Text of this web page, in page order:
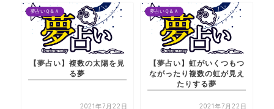
夢占いＱ＆Ａ
【夢占い】複数の太陽を見
る夢
2021年7月22日
夢占いＱ＆Ａ
【夢占い】虹がいくつもつ
ながったり複数の虹が見え
たりする夢
2021年7月22日